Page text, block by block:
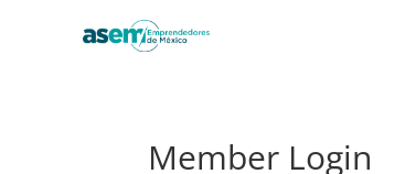
Member Login